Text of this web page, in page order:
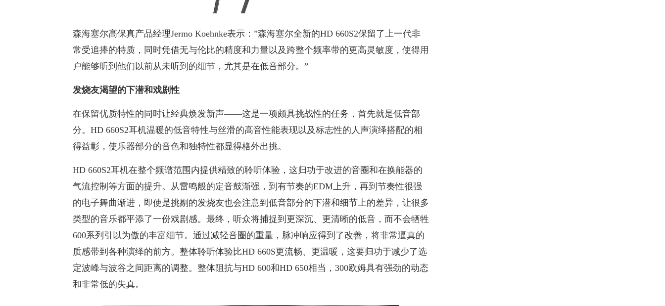
森海塞尔高保真产品经理Jermo Koehnke表示：”森海塞尔全新的HD 660S2保留了上一代非
常受追捧的特质，同时凭借无与伦比的精度和力量以及跨整个频率带的更高灵敏度，使得用
户能够听到他们以前从未听到的细节，尤其是在低音部分。”
发烧友渴望的下潜和戏剧性
在保留优质特性的同时让经典焕发新声——这是一项颇具挑战性的任务，首先就是低音部
分。HD 660S2耳机温暖的低音特性与丝滑的高音性能表现以及标志性的人声演绎搭配的相
得益彰，使乐器部分的音色和独特性都显得格外出挑。
HD 660S2耳机在整个频谱范围内提供精致的聆听体验，这归功于改进的音圈和在换能器的
气流控制等方面的提升。从雷鸣般的定音鼓渐强，到有节奏的EDM上升，再到节奏性很强
的电子舞曲渐进，即使是挑剔的发烧友也会注意到低音部分的下潜和细节上的差异，让很多
类型的音乐都平添了一份戏剧感。最终，听众将捕捉到更深沉、更清晰的低音，而不会牺牲
600系列引以为傲的丰富细节。通过减轻音圈的重量，脉冲响应得到了改善，将非常逼真的
质感带到各种演绎的前方。整体聆听体验比HD 660S更流畅、更温暖，这要归功于减少了选
定波峰与波谷之间距离的调整。整体阻抗与HD 600和HD 650相当，300欧姆具有强劲的动态
和非常低的失真。